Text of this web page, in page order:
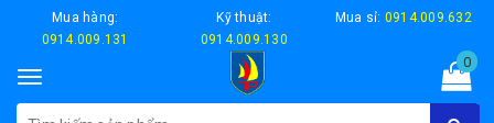
Mua hàng:
0914.009.131
Kỹ thuật:
0914.009.130
Mua sỉ: 0914.009.632
Toggle
navigation
0